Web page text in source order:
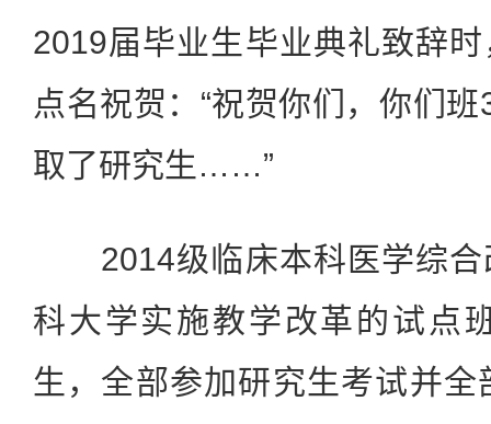
2019届毕业生毕业典礼致辞
点名祝贺：“祝贺你们，你们
取了研究生……”
2014级临床本科医学综合
科大学实施教学改革的试点
生，全部参加研究生考试并